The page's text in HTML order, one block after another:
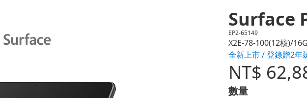
Surface
EP2-65149
X2E-78-100(12核)/
全新上市 / 登錄贈2年
NT$
數量